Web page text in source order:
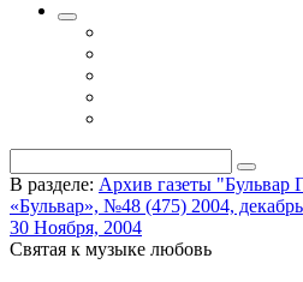
В разделе: Архив газеты "Бульвар
«Бульвар», №48 (475) 2004, декабрь
30 Ноября, 2004
Святая к музыке любовь